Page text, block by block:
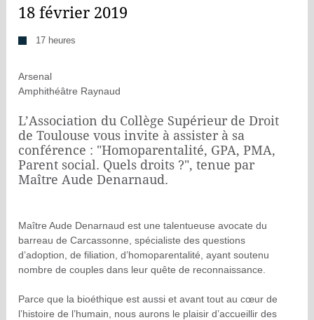
18 février 2019
17 heures
Arsenal
Amphithéâtre Raynaud
L’Association du Collège Supérieur de Droit
de Toulouse vous invite à assister à sa
conférence : "Homoparentalité, GPA, PMA,
Parent social. Quels droits ?", tenue par
Maître Aude Denarnaud.
Maître Aude Denarnaud est une talentueuse avocate du
barreau de Carcassonne, spécialiste des questions
d’adoption, de filiation, d’homoparentalité, ayant soutenu
nombre de couples dans leur quête de reconnaissance.
Parce que la bioéthique est aussi et avant tout au cœur de
l’histoire de l’humain, nous aurons le plaisir d’accueillir des